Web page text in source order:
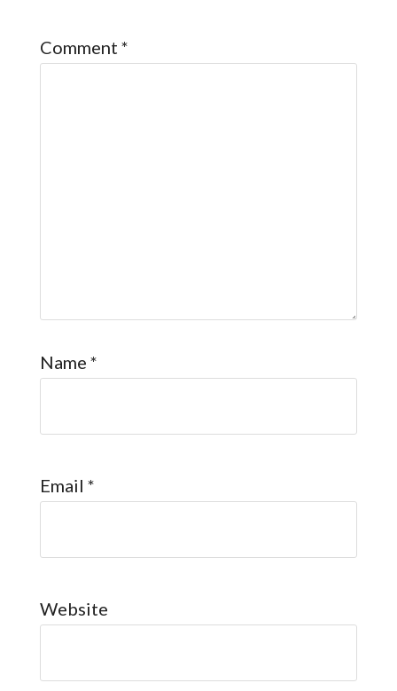
Comment *
Name *
Email *
Website